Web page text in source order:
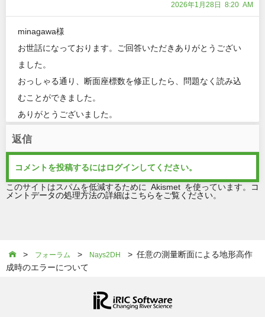
2026年1月28日 8:20 AM
minagawa様
お世話になっております。ご回答いただきありがとうござい
ました。
おっしゃる通り、断面座標数を修正したら、問題なく読み込
むことができました。
ありがとうございました。
返信
コメントを投稿するにはログイン してください。
このサイトはスパムを低減するために Akismet を使っています。
コ
メントデータの処理方法の詳細はこちらをご覧ください
 > フォーラム > Nays2DH
> 任意の測量断面による地形高作
成時のエラーについて